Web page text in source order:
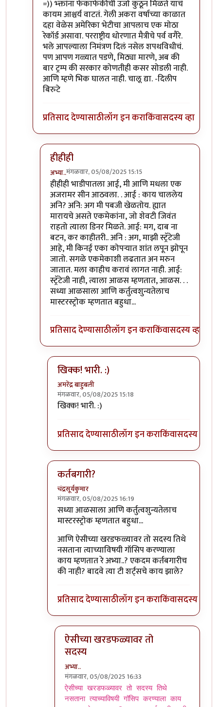
=)) भ्क्तांना फेकाफेकीची उर्जा कुठून मिळते याचं
कायम आश्चर्य वाटतं. गेली अकरा वर्षाच्या काळात
दहा वेळेस अमेरिका भेटीचा आपलाच एक मोठा
रेकॉर्ड असावा. परराष्ट्रीय धोरणात मैत्रीचे पर्व वगैरे.
भले आपल्याला निमंत्रण दिलं नसेल शपथविधीचं.
पण आपण गळ्यात पडणे, मिठ्या मारणे, अब की
बार ट्रम्प की सरकार कोणतीही कसर सोडली नाही.
आणि म्हणे भिक घालत नाही. चालू द्या. -दिलीप
बिरुटे
प्रतिसाद देण्यासाठीलॉग इन कराकिंवासदस्य व्हा
हीहीही
अभ्या..मंगळवार, 05/08/2025 15:15
In reply to=))byप्रा.डॉ.दिलीप बिरुटे
हीहीही भाडीपातला आई, मी आणि मधला एक
अजरामर सीन आठवला. . आई : काय चाललेय
अनि? अनि: अग मी पबजी खेळतोय. ह्यात
मारायचे असते एकमेकांना, जो शेवटी जिवंत
राहतो त्याला डिनर मिळते. आई: मग, दाब ना
बटन, कर काहीतरी.. अनि : अग, माझी स्ट्रॅटेजी
आहे, मी किनई एका कोपर्‍यात शांत लपून झोपून
जातो. सगळे एकमेकाशी लढतात अन मरुन
जातात. मला काहीच करावं लागत नाही. आई:
स्ट्रॅटेजी नाही, त्याला आळस म्हणतात, आळस. . .
सध्या आळसाला आणि कर्तुत्वशुन्यतेलाच
मास्टरस्ट्रोक म्हणतात बहुधा...
प्रतिसाद देण्यासाठीलॉग इन कराकिंवासदस्य व्हा
खिक्क! भारी. :)
अमरेंद्र बाहुबली
मंगळवार, 05/08/2025 15:18
In reply toहीहीही
खिक्क! भारी. :)
प्रतिसाद देण्यासाठीलॉग इन कराकिंवासदस्य व्हा
कर्तबगारी?
चंद्रसूर्यकुमार
मंगळवार, 05/08/2025 16:19
In reply toहीहीहीbyअभ्या..
सध्या आळसाला आणि कर्तुत्वशुन्यतेलाच
मास्टरस्ट्रोक म्हणतात बहुधा...
आणि ऐसीच्या खरडफळ्यावर तो सदस्य तिथे
नसताना त्याच्याविषयी गॉसिप करण्याला
काय म्हणतात रे अभ्या..? एकदम कर्तबगारीच
की नाही? बादवे त्या टी शर्ट्सचे काय झाले?
प्रतिसाद देण्यासाठीलॉग इन कराकिंवासदस्य व्हा
ऐसीच्या खरडफळ्यावर तो
सदस्य
अभ्या..
मंगळवार, 05/08/2025 16:33
In reply toकर्तबगारी? byचंद्रसूर्यकुमार
ऐसीच्या खरडफळ्यावर तो सदस्य तिथे
नसताना त्याच्याविषयी गॉसिप करण्याला काय